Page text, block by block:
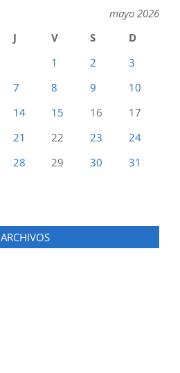
mayo 2026
J V S
D
1
2
3
7 8 9
10
14 15 16
17
21 22 23
24
28 29 30 31
ARCHIVOS